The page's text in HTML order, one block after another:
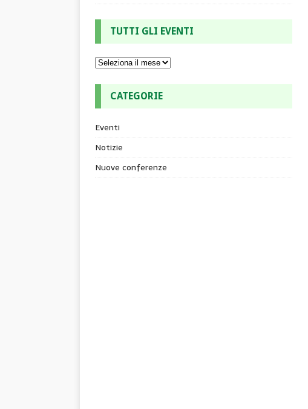
TUTTI GLI EVENTI
CATEGORIE
Eventi
Notizie
Nuove conferenze